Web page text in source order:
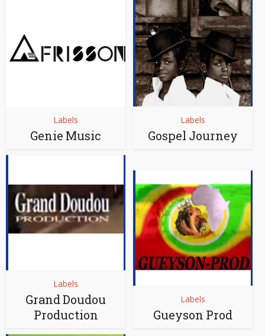
Labels
Genie Music
Labels
Gospel Journey
Labels
Grand Doudou
Production
Labels
Gueyson Prod